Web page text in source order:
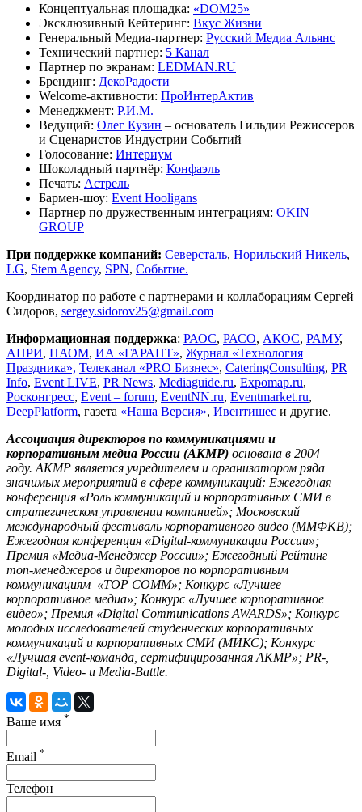
Концептуальная площадка: «DOM25»
Эксклюзивный Кейтеринг: Вкус Жизни
Генеральный Медиа-партнер: Русский Медиа Альянс
Технический партнер: 5 Канал
Партнер по экранам: LEDMAN.RU
Брендинг: ДекоРадости
Welcome-активности: ПроИнтерАктив
Менеджмент: Р.И.М.
Ведущий: Олег Кузин – основатель Гильдии Режиссеров
и Сценаристов Индустрии Событий
Голосование: Интериум
Шоколадный партнёр: Конфаэль
Печать: Астрель
Бармен-шоу: Event Hooligans
Партнер по дружественным интеграциям: OKIN
GROUP
При поддержке компаний: Северсталь, Норильский Никель,
LG, Stem Agency, SPN, Событие.
Координатор по работе с партнерами и коллаборациям Сергей
Сидоров, sergey.sidorov25@gmail.com
Информационная поддержка: РАОС, РАСО, АКОС, РАМУ,
АНРИ, НАОМ, ИА «ГАРАНТ», Журнал «Технология
Праздника», Телеканал «PRO Бизнес», CateringConsulting, PR
Info, Event LIVE, PR News, Mediaguide.ru, Expomap.ru,
Росконгресс, Event – forum, EventNN.ru, Eventmarket.ru,
DeepPlatform, газета «Наша Версия», Ивентишес и другие.
Ассоциация директоров по коммуникациями и
корпоративным медиа России (АКМР) основана в 2004
году. АКМР является учредителем и организатором ряда
значимых мероприятий в сфере коммуникаций: Ежегодная
конференция «Роль коммуникаций и корпоративных СМИ в
стратегическом управлении компанией»; Московский
международный фестиваль корпоративного видео (ММФКВ);
Ежегодная конференция «Digital-коммуникации России»;
Премия «Медиа-Менеджер России»; Ежегодный Рейтинг
топ-менеджеров и директоров по корпоративным
коммуникациям «TOP COMM»; Конкурс «Лучшее
корпоративное медиа»; Конкурс «Лучшее корпоративное
видео»; Премия «Digital Communications AWARDS»; Конкурс
молодых исследователей студенческих корпоративных
коммуникаций и корпоративных СМИ (МИКС); Конкурс
«Лучшая event-команда, сертифицированная АКМР»; PR-,
Digital-, Video- и Media-Battle.
Ваше имя *
Email *
Телефон